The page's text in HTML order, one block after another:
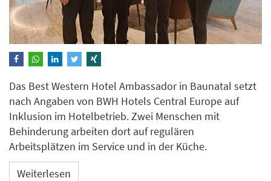
Das Best Western Hotel Ambassador in Baunatal setzt
nach Angaben von BWH Hotels Central Europe auf
Inklusion im Hotelbetrieb. Zwei Menschen mit
Behinderung arbeiten dort auf regulären
Arbeitsplätzen im Service und in der Küche.
Weiterlesen